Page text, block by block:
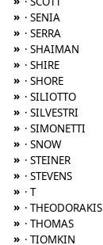
» · SENIA
» · SERRA
» · SHAIMAN
» · SHIRE
» · SHORE
» · SILIOTTO
» · SILVESTRI
» · SIMONETTI
» · SNOW
» · STEINER
» · STEVENS
» · T
» · THEODORAKIS
» · THOMAS
» · TIOMKIN